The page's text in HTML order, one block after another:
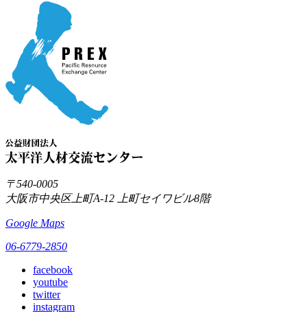
〒540-0005
大阪市中央区上町A-12
上町セイワビル8階
Google Maps
06-6779-2850
facebook
youtube
twitter
instagram